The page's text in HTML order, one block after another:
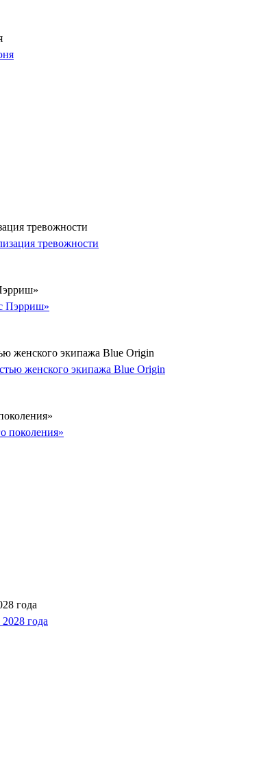
тревожности
женского экипажа Blue Origin
года